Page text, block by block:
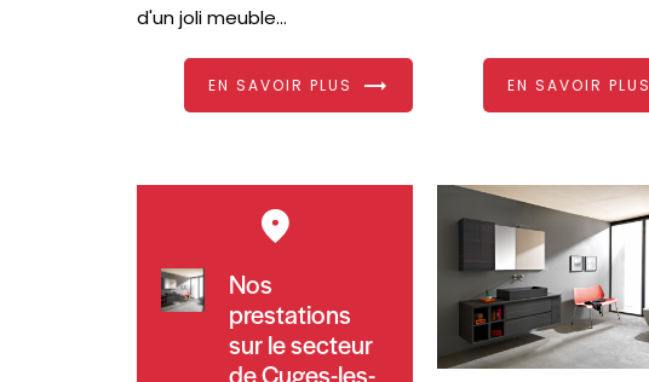
d'un joli meuble...
EN SAVOIR PLUS EN SAVOIR PLUS
Nos
prestations
sur le secteur
de Cuges-les-